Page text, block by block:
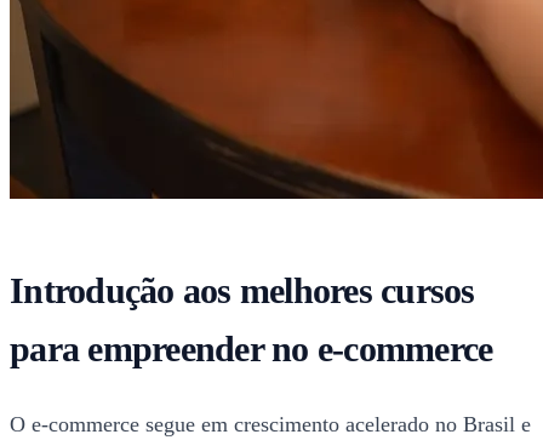
Introdução aos melhores cursos
para empreender no e-commerce
O e-commerce segue em crescimento acelerado no Brasil e